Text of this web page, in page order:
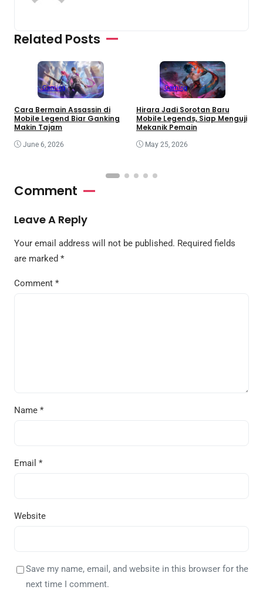
Related Posts
Gaming
Cara Bermain Assassin di
Mobile Legend Biar Ganking
Makin Tajam
June 6, 2026
Gaming
Hirara Jadi Sorotan Baru
Mobile Legends, Siap Menguji
Mekanik Pemain
May 25, 2026
Comment
Leave A Reply
Your email address will not be published. Required fields
are marked *
Comment *
Name *
Email *
Website
Save my name, email, and website in this browser for the
next time I comment.